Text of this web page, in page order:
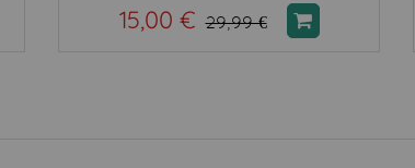
15,00 € 29,99 €